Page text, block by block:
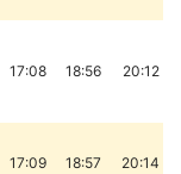
17:08 18:56 20:12
17:09 18:57 20:14